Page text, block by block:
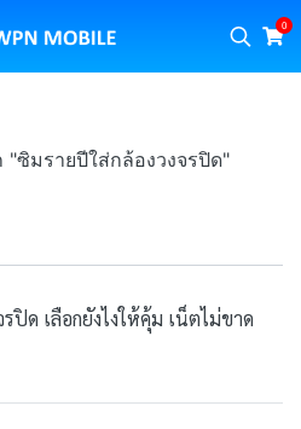
0
ซิมรายปีใส่กล้องวงจรปิด"
ปิด เลือกยังไงให้คุ้ม เน็ตไม่ขาด